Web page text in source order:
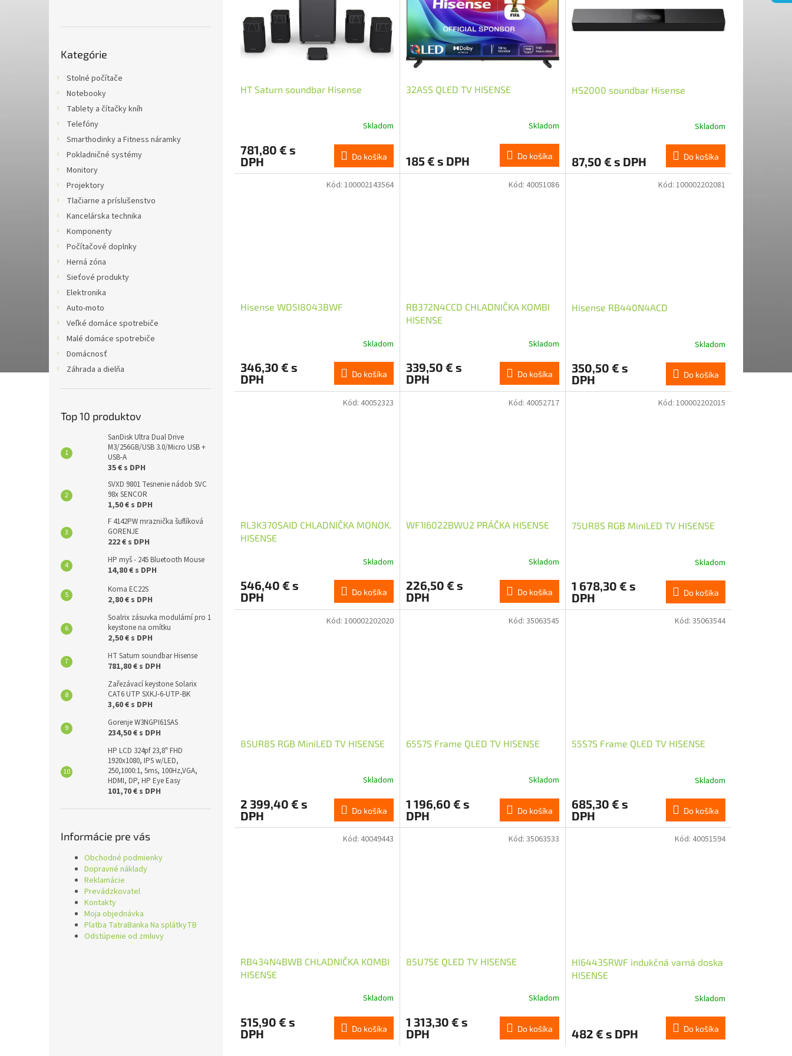
kategórie
Kategórie
Stolné počítače
Notebooky
Tablety a čítačky kníh
Telefóny
Smarthodinky a Fitness náramky
Pokladničné systémy
Monitory
Projektory
Tlačiarne a príslušenstvo
Kancelárska technika
Komponenty
Počítačové doplnky
Herná zóna
Sieťové produkty
Elektronika
Auto-moto
Veľké domáce spotrebiče
Malé domáce spotrebiče
Domácnosť
Záhrada a dielňa
Top 10 produktov
SanDisk Ultra Dual Drive
M3/256GB/USB 3.0/Micro USB +
USB-A
35 € s DPH
SVXD 9801 Tesnenie nádob SVC
98x SENCOR
1,50 € s DPH
F 4142PW mraznička šuflíková
GORENJE
222 € s DPH
HP myš - 245 Bluetooth Mouse
14,80 € s DPH
Koma EC22S
2,80 € s DPH
Soalrix zásuvka modulární pro 1
keystone na omítku
2,50 € s DPH
HT Saturn soundbar Hisense
781,80 € s DPH
Zařezávací keystone Solarix
CAT6 UTP SXKJ-6-UTP-BK
3,60 € s DPH
Gorenje W3NGPI61SAS
234,50 € s DPH
HP LCD 324pf 23,8" FHD
1920x1080, IPS w/LED,
250,1000:1, 5ms, 100Hz,VGA,
HDMI, DP, HP Eye Easy
101,70 € s DPH
Informácie pre vás
Obchodné podmienky
Dopravné náklady
Reklamácie
Prevádzkovatel
Kontakty
Moja objednávka
Platba TatraBanka Na splátkyTB
Odstúpenie od zmluvy
HT Saturn soundbar Hisense
produktu
je
5,0
Skladom
781,80 € s
DPH
Do košíka
32A5S QLED TV HISENSE
Skladom
185 € s DPH Do košíka
HS2000 soundbar Hisense
je
5,0
Skladom
87,50 € s DPH Do košíka
Hisense WD5I8043BWF
Skladom
346,30 € s
DPH
Do košíka
Kód: 100002143564
RB372N4CCD CHLADNIČKA KOMBI
HISENSE
Skladom
339,50 € s
DPH
Do košíka
Kód: 40051086
Hisense RB440N4ACD
Skladom
350,50 € s
DPH
Do košíka
Kód: 100002202081
RL3K370SAID CHLADNIČKA MONOK.
HISENSE
Skladom
546,40 € s
DPH
Do košíka
Kód: 40052323
WF1I6022BWU2 PRÁČKA HISENSE
Skladom
226,50 € s
DPH
Do košíka
Kód: 40052717
75UR8S RGB MiniLED TV HISENSE
Skladom
1 678,30 € s
DPH
Do košíka
Kód: 100002202015
85UR8S RGB MiniLED TV HISENSE
Skladom
2 399,40 € s
DPH
Do košíka
Kód: 100002202020
65S7S Frame QLED TV HISENSE
Skladom
1 196,60 € s
DPH
Do košíka
Kód: 35063545
55S7S Frame QLED TV HISENSE
Skladom
685,30 € s
DPH
Do košíka
Kód: 35063544
RB434N4BWB CHLADNIČKA KOMBI
HISENSE
Skladom
515,90 € s
DPH
Do košíka
Kód: 40049443
85U7SE QLED TV HISENSE
Skladom
1 313,30 € s
DPH
Do košíka
Kód: 35063533
HI6443SRWF indukčná varná doska
HISENSE
Skladom
482 € s DPH Do košíka
Kód: 40051594